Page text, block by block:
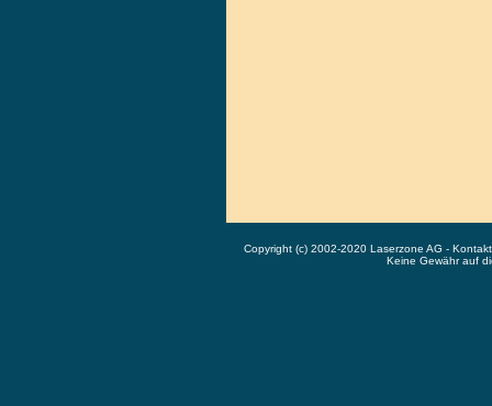
Copyright (c) 2002-2020 Laserzone AG -
Keine Gewähr auf